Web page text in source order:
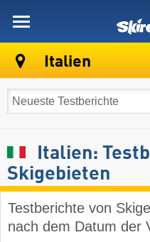
Italien
Italien:
Skigebieten
Testberichte von
nach dem Datum der